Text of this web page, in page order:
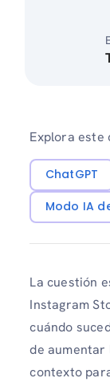
Explora este
ChatGPT
Modo IA
La cuestión
Instagram
cuándo
de
contexto